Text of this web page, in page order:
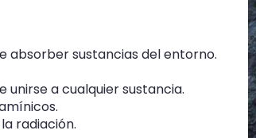
absorber sustancias del entorno.
unirse a cualquier sustancia.
radiación.